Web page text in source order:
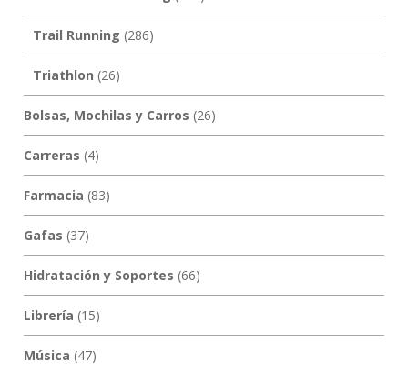
Trail Running (286)
Triathlon (26)
Bolsas, Mochilas y Carros (26)
Carreras (4)
Farmacia (83)
Gafas (37)
Hidratación y Soportes (66)
Librería (15)
Música (47)